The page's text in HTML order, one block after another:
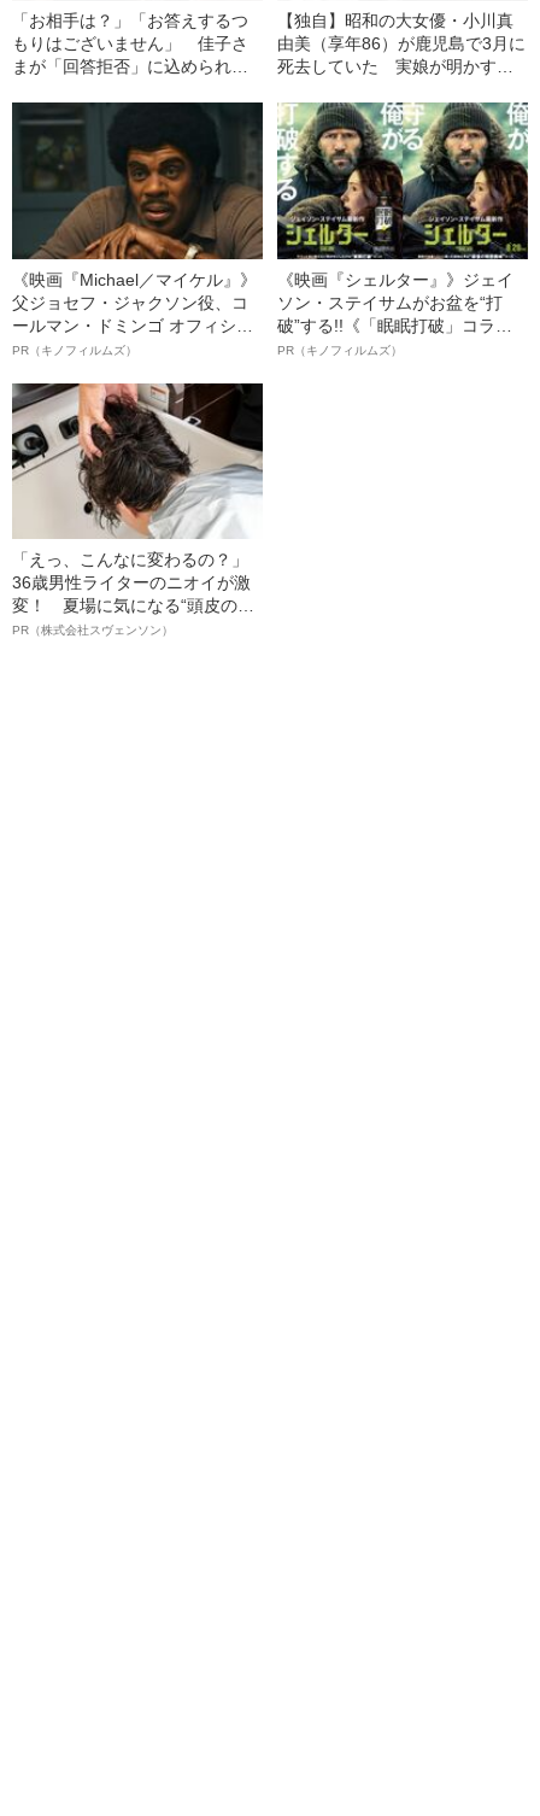
「お相手は？」「お答えするつ
もりはございません」 佳子さ
まが「回答拒否」に込められた
【独自】昭和の大女優・小川真
由美（享年86）が鹿児島で3月に
死去していた 実娘が明かす
《映画『Michael／マイケル』》
父ジョセフ・ジャクソン役、コ
ールマン・ドミンゴ オフィシャ
ルインタビュー“観客を魅了した
語る”《日本興収70億円突破》
PR（キノフィルムズ）
《映画『シェルター』》ジェイ
ソン・ステイサムがお盆を“打
破”する!!《「眠眠打破」コラ
ボ》
PR（キノフィルムズ）
「えっ、こんなに変わるの？」
36歳男性ライターのニオイが激
変！ 夏場に気になる“頭皮のニ
オイ”や“ベタつき”を解消す
PR（株式会社スヴェンソン）